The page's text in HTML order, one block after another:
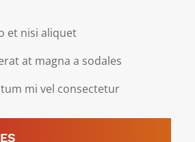
et nisi aliquet
at magna a sodales
mi vel consectetur